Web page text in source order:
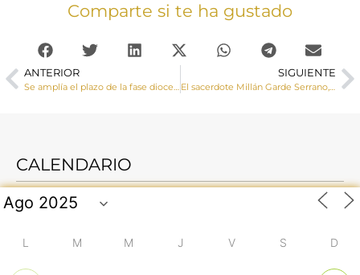
Comparte si te ha gustado
ANTERIOR SIGUIENTE
CALENDARIO
L M M J V S D